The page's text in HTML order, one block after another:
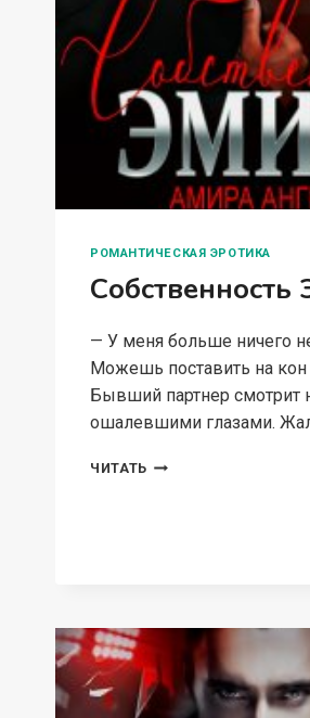
РОМАНТИЧЕСКАЯ ЭРОТИКА
Собственность
— У меня больше ничего
Можешь поставить на
Бывший партнер смотрит
ошалевшими глазами.
ЧИТАТЬ СОБСТВЕННОСТЬ